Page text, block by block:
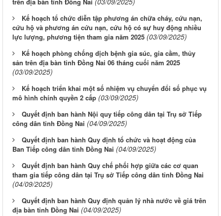
Kế hoạch tổ chức diễn tập phương án chữa cháy, cứu nạn,
cứu hộ và phương án cứu nạn, cứu hộ có sự huy động nhiều
lực lượng, phương tiện tham gia năm 2025 (03/09/2025)
Kế hoạch phòng chống dịch bệnh gia súc, gia cầm, thủy
sản trên địa bàn tỉnh Đồng Nai 06 tháng cuối năm 2025
(03/09/2025)
Kế hoạch triển khai một số nhiệm vụ chuyển đổi số phục vụ
mô hình chính quyền 2 cấp (03/09/2025)
Quyết định ban hành Nội quy tiếp công dân tại Trụ sở Tiếp
công dân tỉnh Đồng Nai (04/09/2025)
Quyết định ban hành Quy định tổ chức và hoạt động của
Ban Tiếp công dân tỉnh Đồng Nai (04/09/2025)
Quyết định ban hành Quy chế phối hợp giữa các cơ quan
tham gia tiếp công dân tại Trụ sở Tiếp công dân tỉnh Đồng Nai
(04/09/2025)
Quyết định ban hành Quy định quản lý nhà nước về giá trên
địa bàn tỉnh Đồng Nai (04/09/2025)